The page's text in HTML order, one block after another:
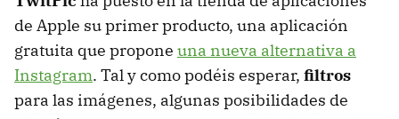
de Apple su primer producto, una aplicación
gratuita que propone una nueva alternativa a
Instagram. Tal y como podéis esperar, filtros
para las imágenes, algunas posibilidades de